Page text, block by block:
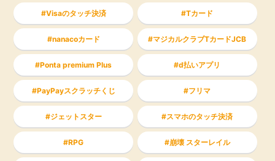
Visaのタッチ決済 Tカード
nanacoカード マジカルクラブTカードJCB
Ponta premium Plus d払いアプリ
PayPayスクラッチくじ フリマ
ジェットスター スマホのタッチ決済
RPG 崩壊 スターレイル